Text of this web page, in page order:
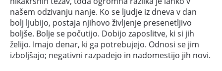
našem odzivanju nanje. Ko se ljudje iz dneva v dan
bolj ljubijo, postaja njihovo življenje presenetljivo
boljše. Bolje se počutijo. Dobijo zaposlitve, ki si jih
želijo. Imajo denar, ki ga potrebujejo. Odnosi se jim
izboljšajo; negativni razpadejo in nadomestijo jih novi.